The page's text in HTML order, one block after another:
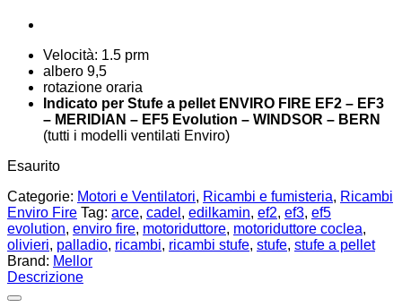
Velocità: 1.5 prm
albero 9,5
rotazione oraria
Indicato per Stufe a pellet ENVIRO FIRE EF2 – EF3
– MERIDIAN – EF5 Evolution – WINDSOR – BERN
(tutti i modelli ventilati Enviro)
Esaurito
Categorie: Motori e Ventilatori, Ricambi e fumisteria, Ricambi
Enviro Fire Tag: arce, cadel , edilkamin, ef2, ef3, ef5
evolution, enviro fire, motoriduttore, motoriduttore coclea,
olivieri, palladio, ricambi, ricambi stufe, stufe, stufe a pellet
Brand: Mellor
Descrizione